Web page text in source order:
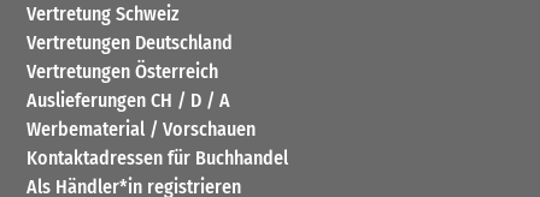
Vertretung Schweiz
Vertretungen Deutschland
Vertretungen Österreich
Auslieferungen CH / D / A
Werbematerial / Vorschauen
Kontaktadressen für Buchhandel
Als Händler*in registrieren